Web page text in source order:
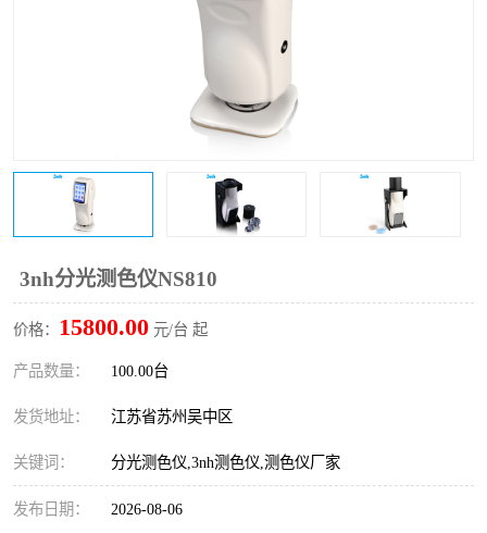
3nh分光测色仪NS810
价格： 15800.00 元/台 起
产品数量： 100.00台
发货地址： 江苏省苏州吴中区
关键词： 分光测色仪,3nh测色仪,测色仪厂家
发布日期： 2026-08-06
校色仪维修
区域测色仪
配色软件
印刷看样台
条码扫描仪维修